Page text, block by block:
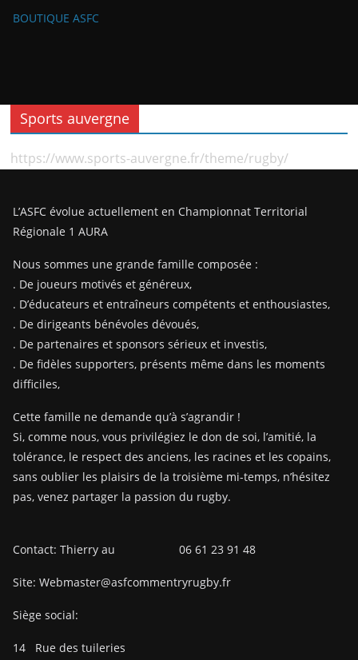
BOUTIQUE ASFC
Sports auvergne
https://www.sports-auvergne.fr/theme/rugby/
L’ASFC évolue actuellement en Championnat Territorial
Régionale 1 AURA
Nous sommes une grande famille composée :
. De joueurs motivés et généreux,
. D’éducateurs et entraîneurs compétents et enthousiastes,
. De dirigeants bénévoles dévoués,
. De partenaires et sponsors sérieux et investis,
. De fidèles supporters, présents même dans les moments
difficiles,
Cette famille ne demande qu’à s’agrandir !
Si, comme nous, vous privilégiez le don de soi, l’amitié, la
tolérance, le respect des anciens, les racines et les copains,
sans oublier les plaisirs de la troisième mi-temps, n’hésitez
pas, venez partager la passion du rugby.
Contact: Thierry au 06 61 23 91 48
Site: Webmaster@asfcommentryrugby.fr
Siège social:
14 Rue des tuileries